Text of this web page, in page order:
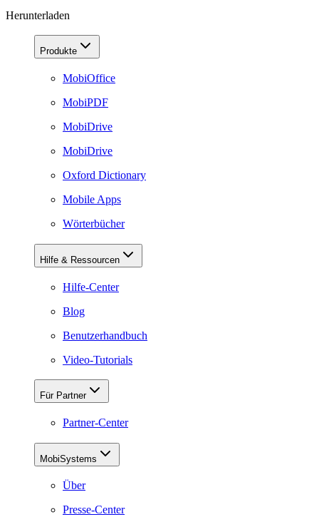
Herunterladen
Produkte
MobiOffice
MobiPDF
MobiDrive
MobiDrive
Oxford Dictionary
Mobile Apps
Wörterbücher
Hilfe & Ressourcen
Hilfe-Center
Blog
Benutzerhandbuch
Video-Tutorials
Für Partner
Partner-Center
MobiSystems
Über
Presse-Center